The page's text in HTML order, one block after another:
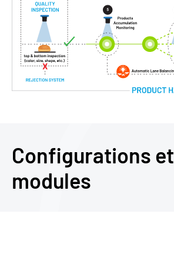
Configurations et
modules